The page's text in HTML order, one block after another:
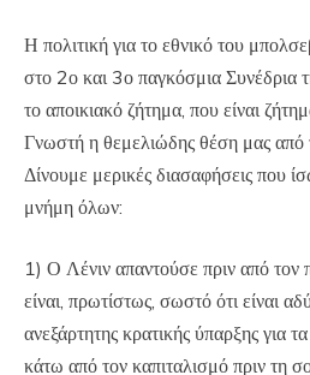
Η πολιτική για το εθνικό του
στο 2ο και 3ο παγκόσμια Συνέδρια
το αποικιακό ζήτημα, που είναι
Γνωστή η θεμελιώδης θέση μας από
Δίνουμε μερικές διασαφήσεις που
μνήμη όλων:
1) Ο Λένιν απαντούσε πριν από τον
είναι, πρωτίστως, σωστό ότι είναι
ανεξάρτητης κρατικής ύπαρξης για
κάτω από τον καπιταλισμό πριν τη